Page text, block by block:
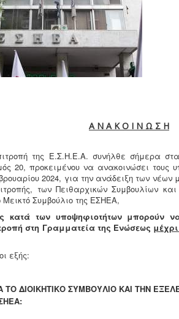
Α Ν Α Κ Ο Ι Ν Ω Σ Η
της Ε.Σ.Η.Ε.Α. συνήλθε σήμερα
20, προκειμένου να ανακοινώσει τους
2024, για την ανάδειξη των νέων
των Πειθαρχικών Συμβουλίων
Μεικτό Συμβούλιο της ΕΣΗΕΑ,
κατά των υποψηφιοτήτων μπορούν
στη Γραμματεία της Ενώσεως
εξής:
ΤΟ ΔΙΟΙΚΗΤΙΚΟ ΣΥΜΒΟΥΛΙΟ ΚΑΙ ΤΗΝ